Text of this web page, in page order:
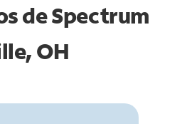
de Spectrum
OH